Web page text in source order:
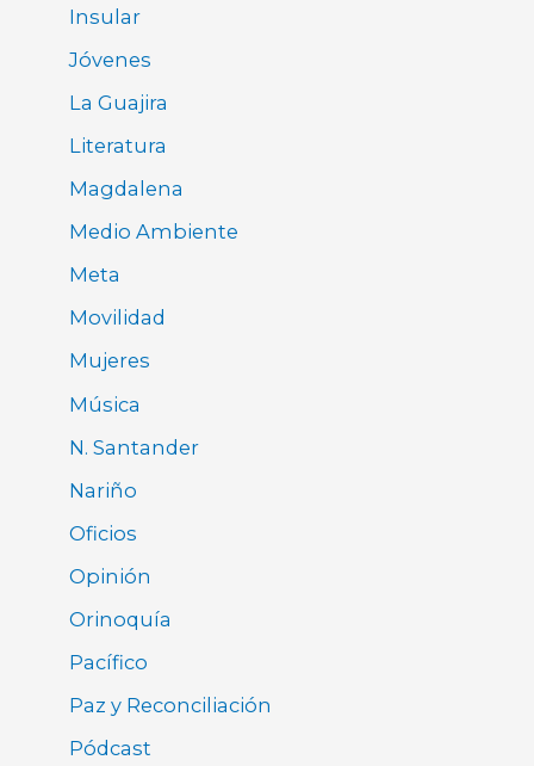
Insular
Jóvenes
La Guajira
Literatura
Magdalena
Medio Ambiente
Meta
Movilidad
Mujeres
Música
N. Santander
Nariño
Oficios
Opinión
Orinoquía
Pacífico
Paz y Reconciliación
Pódcast